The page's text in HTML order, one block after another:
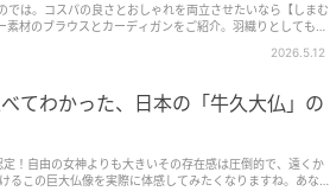
は。コスパの良さとおしゃれを両立させたいなら【しまむ
材のブラウスとカーディガンをご紹介。羽織りとしても主
2026.5.12
てわかった、日本の「牛久大仏」の
！自由の女神よりも大きいその存在感は圧倒的で、遠くか
この巨大仏像を実際に体感してみたくなりますね。あなた